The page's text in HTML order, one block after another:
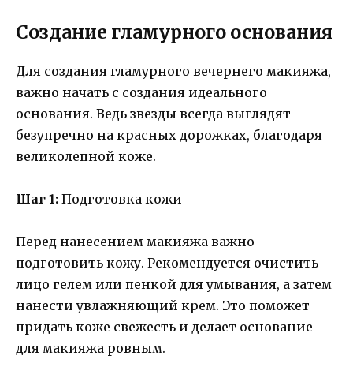
Создание гламурного основания
Для создания гламурного вечернего макияжа,
важно начать с создания идеального
основания. Ведь звезды всегда выглядят
безупречно на красных дорожках, благодаря
великолепной коже.
Шаг 1: Подготовка кожи
Перед нанесением макияжа важно
подготовить кожу. Рекомендуется очистить
лицо гелем или пенкой для умывания, а затем
нанести увлажняющий крем. Это поможет
придать коже свежесть и делает основание
для макияжа ровным.